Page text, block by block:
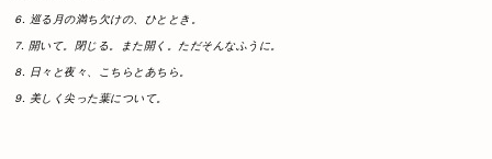
6. 巡る月の満ち欠けの、ひととき。
7. 開いて。閉じる。また開く。ただそんなふうに。
8. 日々と夜々、こちらとあちら。
9. 美しく尖った葉について。